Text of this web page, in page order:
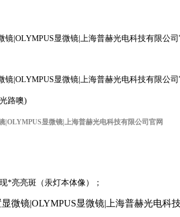
路噢)
*亮亮斑（汞灯本体像）；